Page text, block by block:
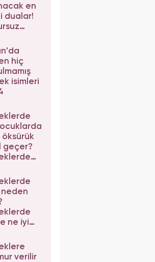
en
dualar!
hiç
isimleri
öksürük
geçer?
neden
ne iyi
verilir